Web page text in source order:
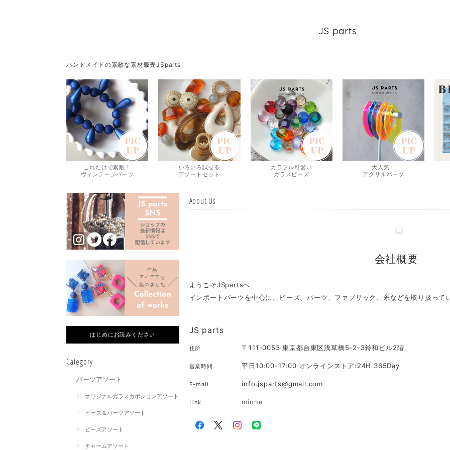
JS parts
ハンドメイドの素敵な素材販売JSparts
これだけで素敵！
ヴィンテージパーツ
いろいろ試せる
アソートセット
カラフル可愛い
ガラスビーズ
大人気！
アクリルパーツ
はじめにお読みください
Category
パーツアソート
オリジナルガラスカボションアソート
ビーズ＆パーツアソート
ビーズアソート
チャームアソート
About Us
会社概要
ようこそJSpartsへ
インポートパーツを中心に、ビーズ、パーツ、ファブリック、糸などを取り扱って
JS parts
住所 〒111-0053 東京都台東区浅草橋5-2-3鈴和ビル2階
営業時間 平日10:00-17:00 オンラインストア:24H 365Day
E-mail info.jsparts@gmail.com
Link minne